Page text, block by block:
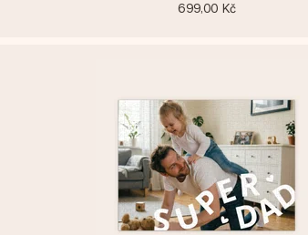
699,00 Kč